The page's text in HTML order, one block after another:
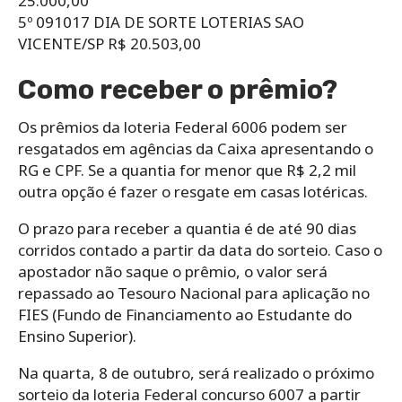
5º 091017 DIA DE SORTE LOTERIAS SAO
VICENTE/SP R$ 20.503,00
Como receber o prêmio?
Os prêmios da loteria Federal 6006 podem ser
resgatados em agências da Caixa apresentando o
RG e CPF. Se a quantia for menor que R$ 2,2 mil
outra opção é fazer o resgate em casas lotéricas.
O prazo para receber a quantia é de até 90 dias
corridos contado a partir da data do sorteio. Caso o
apostador não saque o prêmio, o valor será
repassado ao Tesouro Nacional para aplicação no
FIES (Fundo de Financiamento ao Estudante do
Ensino Superior).
Na quarta, 8 de outubro, será realizado o próximo
sorteio da loteria Federal concurso 6007 a partir